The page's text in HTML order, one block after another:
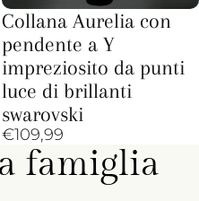
Collana Aurelia con
pendente a Y
impreziosito da punti
luce di brillanti
swarovski
€109,99
famiglia